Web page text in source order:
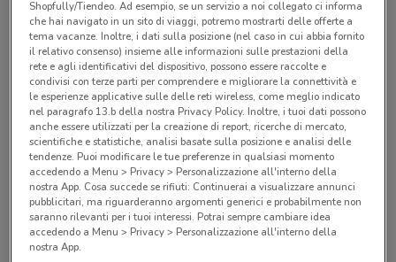
Unieuro
5.2 km
VIVOBOOK 15 M1502NAQ-BQ045W
529,90
Unieuro
5.2 km
HP Chromebook Plus 14ANF0017NL
Shopfully/Tiendeo. Ad esempio, se un servizio a noi collegato ci informa
che hai navigato in un sito di viaggi, potremo mostrarti delle offerte a
tema vacanze. Inoltre, i dati sulla posizione (nel caso in cui abbia fornito
il relativo consenso) insieme alle informazioni sulle prestazioni della
rete e agli identificativi del dispositivo, possono essere raccolte e
condivisi con terze parti per comprendere e migliorare la connettività e
le esperienze applicative sulle delle reti wireless, come meglio indicato
nel paragrafo 13.b della nostra Privacy Policy. Inoltre, i tuoi dati possono
anche essere utilizzati per la creazione di report, ricerche di mercato,
scientifiche e statistiche, analisi basate sulla posizione e analisi delle
tendenze. Puoi modificare le tue preferenze in qualsiasi momento
accedendo a Menu > Privacy > Personalizzazione all'interno della
nostra App. Cosa succede se rifiuti: Continuerai a visualizzare annunci
pubblicitari, ma riguarderanno argomenti generici e probabilmente non
saranno rilevanti per i tuoi interessi. Potrai sempre cambiare idea
accedendo a Menu > Privacy > Personalizzazione all'interno della
nostra App.